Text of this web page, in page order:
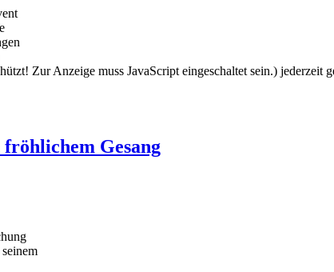
Zur Anzeige muss JavaScript eingeschaltet sein.) jederzeit
Gesang